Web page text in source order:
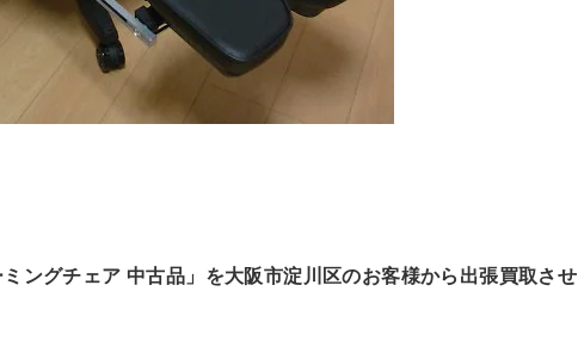
ングチェア 中古品」を大阪市淀川区のお客様から出張買取させ